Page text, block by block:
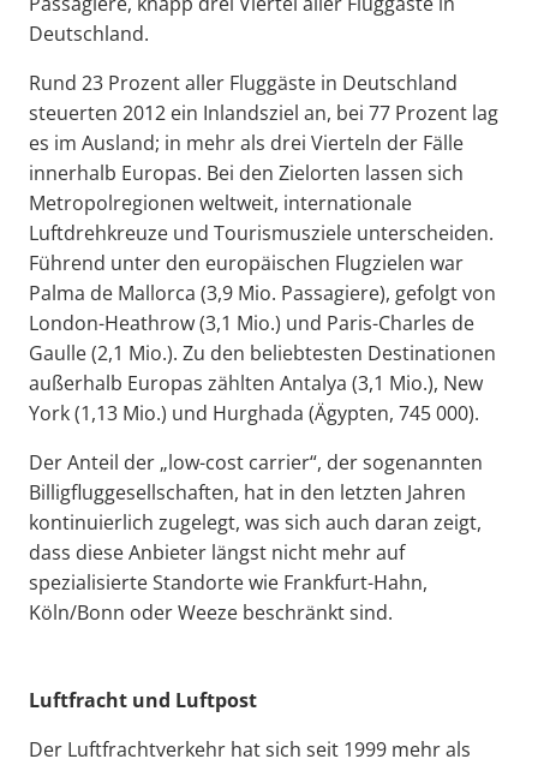
Deutschland.
Rund 23 Prozent aller Fluggäste in Deutschland
steuerten 2012 ein Inlandsziel an, bei 77 Prozent lag
es im Ausland; in mehr als drei Vierteln der Fälle
innerhalb Europas. Bei den Zielorten lassen sich
Metropolregionen weltweit, internationale
Luftdrehkreuze und Tourismusziele unterscheiden.
Führend unter den europäischen Flugzielen war
Palma de Mallorca (3,9 Mio. Passagiere), gefolgt von
London-Heathrow (3,1 Mio.) und Paris-Charles de
Gaulle (2,1 Mio.). Zu den beliebtesten Destinationen
außerhalb Europas zählten Antalya (3,1 Mio.), New
York (1,13 Mio.) und Hurghada (Ägypten, 745 000).
Der Anteil der „low-cost carrier“, der sogenannten
Billigfluggesellschaften, hat in den letzten Jahren
kontinuierlich zugelegt, was sich auch daran zeigt,
dass diese Anbieter längst nicht mehr auf
spezialisierte Standorte wie Frankfurt-Hahn,
Köln/Bonn oder Weeze beschränkt sind.
Luftfracht und Luftpost
Der Luftfrachtverkehr hat sich seit 1999 mehr als